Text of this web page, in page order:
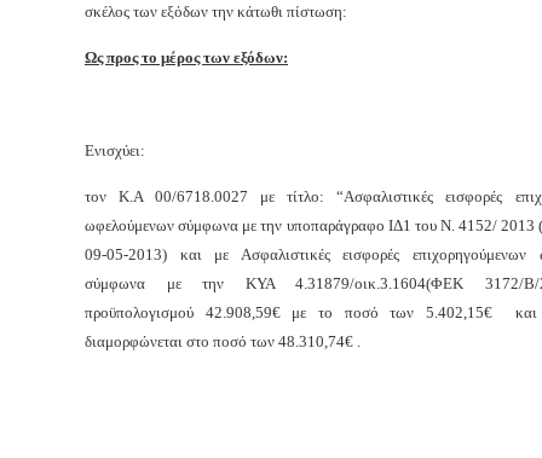
σκέλος των εξόδων την κάτωθι πίστωση:
Ως προς το μέρος των εξόδων:
Ενισχύει:
τον Κ.Α 00/6718.0027 με τίτλο: “Ασφαλιστικές εισφορές
ωφελούμενων σύμφωνα με την υποπαράγραφο ΙΔ1 του Ν. 4152/
09-05-2013) και με Ασφαλιστικές εισφορές επιχορηγούμενων
σύμφωνα με την ΚΥΑ 4.31879/οικ.3.1604(ΦΕΚ 3172/Β/
προϋπολογισμού 42.908,59€ με το ποσό των 5.402,15€
διαμορφώνεται στο ποσό των 48.310,74€ .